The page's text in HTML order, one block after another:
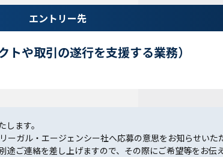
エントリー先
や取引の遂行を支援する業務）
ます。
ガル・エージェンシー社へ応募の意思をお知らせいた
ご連絡を差し上げますので、その際にご希望等をお伝